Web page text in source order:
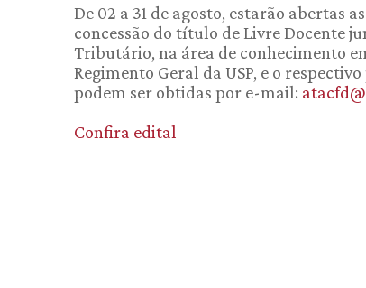
De 02 a 31 de agosto, estarão abertas
concessão do título de Livre Docente
Tributário, na área de conhecimento
Regimento Geral da USP, e o
podem ser obtidas por e-mail:
Confira edital